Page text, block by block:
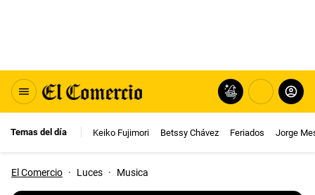
Temas del día Keiko Fujimori Betssy Chávez Feriados Jorge
El Comercio · Luces · Musica